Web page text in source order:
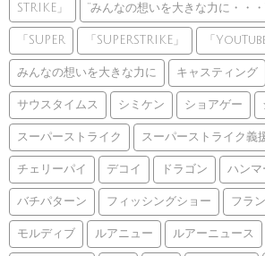
STRIKE」 ”みんなの想いを大きな力に・・・
「SUPER 「SUPERSTRIKE」 「YouTube
みんなの想いを大きな力に キャスティング
サウスタイムス シミケン ショアゲー
スーパーストライク スーパーストライク義
チェリーパイ デコイ ドラゴン ハンマ
バチパターン フィッシングショー フラ
モルディブ ルアニュー ルアーニュース